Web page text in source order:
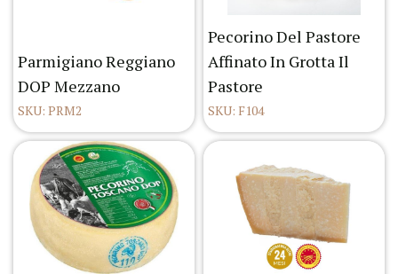
Parmigiano Reggiano
DOP Mezzano
SKU: PRM2
Pecorino Del Pastore
Affinato In Grotta Il
Pastore
SKU: F104